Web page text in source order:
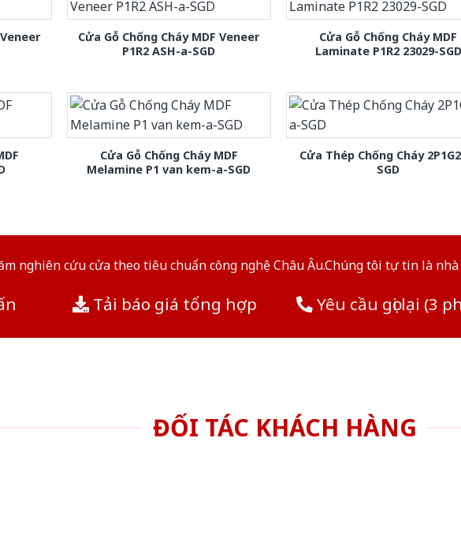
Cửa Gỗ Chống Cháy MDF Veneer
P1R2 ASH-a-SGD
Cửa Gỗ Chống Cháy MDF
Laminate P1R2 23029-SGD
Cửa Gỗ Chống Cháy MDF
Melamine P1 van kem-a-SGD
Cửa Thép Chống Cháy
SGD
nghiên cứu cửa theo tiêu chuẩn công nghệ Châu Âu.Chúng tôi tự tin là
Tải báo giá tổng hợp Yêu cầu gọi lại (3
ĐỐI TÁC KHÁCH HÀNG